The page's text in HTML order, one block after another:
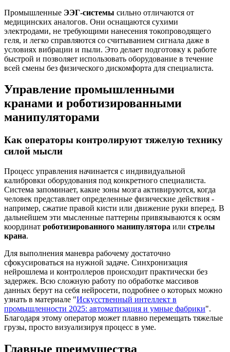
Промышленные ЭЭГ-системы сильно отличаются от
медицинских аналогов. Они оснащаются сухими
электродами, не требующими нанесения токопроводящего
геля, и легко справляются со считыванием сигнала даже в
условиях вибрации и пыли. Это делает подготовку к работе
быстрой и позволяет использовать оборудование в течение
всей смены без физического дискомфорта для специалиста.
Управление промышленными
кранами и роботизированными
манипуляторами
Как операторы контролируют тяжелую технику
силой мысли
Процесс управления начинается с индивидуальной
калибровки оборудования под конкретного специалиста.
Система запоминает, какие зоны мозга активируются, когда
человек представляет определенные физические действия -
например, сжатие правой кисти или движение руки вперед. В
дальнейшем эти мысленные паттерны привязываются к осям
координат роботизированного манипулятора или стрелы
крана.
Для выполнения маневра рабочему достаточно
сфокусироваться на нужной задаче. Синхронизация
нейрошлема и контроллеров происходит практически без
задержек. Всю сложную работу по обработке массивов
данных берут на себя нейросети, подробнее о которых можно
узнать в материале "Искусственный интеллект в
промышленности 2025: автоматизация и умные фабрики".
Благодаря этому оператор может плавно перемещать тяжелые
грузы, просто визуализируя процесс в уме.
Главные преимущества